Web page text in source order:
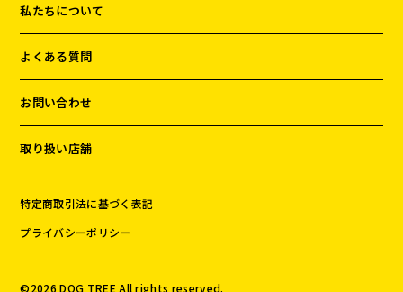
私たちについて
よくある質問
お問い合わせ
取り扱い店舗
特定商取引法に基づく表記
プライバシーポリシー
©️2026 DOG TREE All rights reserved.